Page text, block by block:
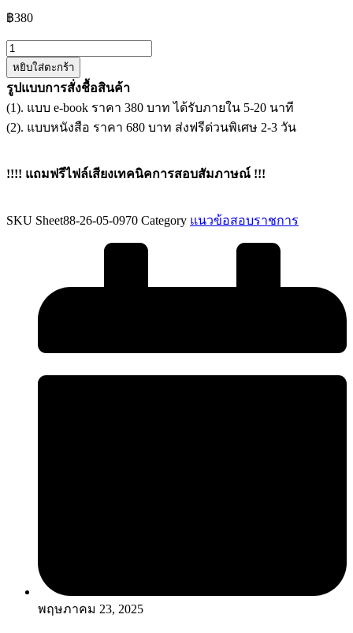
฿380
จำนวน
แนว
ข้อสอบ
เจ้า
หน้าที่
งาน
ราชภัฏ
หยิบใส่ตะกร้า
รูปแบบการสั่งชื้อสินค้า
(1). แบบ e-book ราคา 380 บาท ได้รับภายใน 5-20 นาที
(2). แบบหนังสือ ราคา 680 บาท ส่งฟรีด่วนพิเศษ 2-3 วัน
!!!! แถมฟรีไฟล์เสียงเทคนิคการสอบสัมภาษณ์ !!!
SKU Sheet88-26-05-0970 Category แนวข้อสอบราชการ
พฤษภาคม 23, 2025